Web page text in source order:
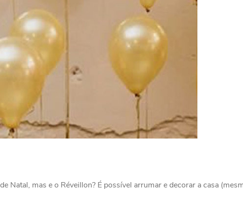
Natal, mas e o Réveillon? É possível arrumar e decorar a casa